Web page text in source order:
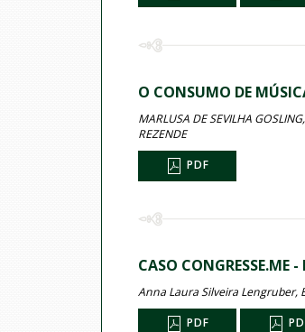
O CONSUMO DE
MARLUSA DE SEVILHA
REZENDE
PDF
CASO CONGRESSE.ME
Anna Laura Silveira Lengruber,
PDF